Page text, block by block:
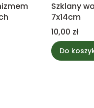
Szklany
7x14cm
Cena
10,00 zł
Do